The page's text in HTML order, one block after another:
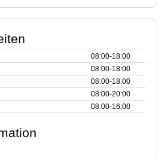
08:00‑18:00
08:00‑18:00
08:00‑18:00
08:00‑20:00
08:00‑16:00